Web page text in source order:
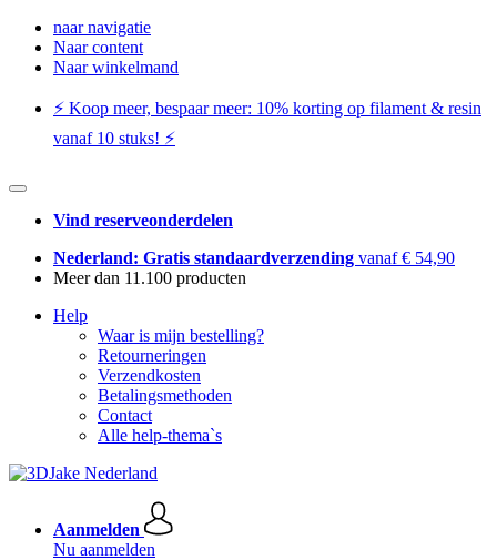
naar navigatie
Naar content
Naar winkelmand
⚡️ Koop meer, bespaar meer: ​​10% korting op filament & resin
vanaf 10 stuks! ⚡️
Vind reserveonderdelen
Nederland: Gratis standaardverzending vanaf € 54,90
Meer dan 11.100 producten
Help
Waar is mijn bestelling?
Retourneringen
Verzendkosten
Betalingsmethoden
Contact
Alle help-thema`s
Aanmelden
Nu aanmelden